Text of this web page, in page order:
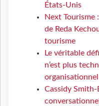
États-Unis
Next Tourisme
de Reda
tourisme
Le véritable
n’est plus
organisationnel
Cassidy Smith-